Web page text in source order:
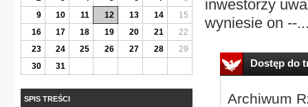
inwestorzy
wyniesie on --
Dostęp do
Archiwum
9
10 11 12 13 14
15
16
17 18 19 20 21
22
23
24 25 26 27 28
29
30
31
SPIS TREŚCI